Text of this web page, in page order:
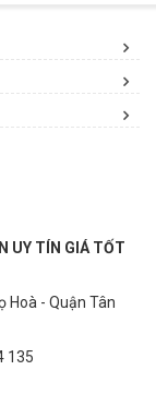
UY TÍN GIÁ TỐT
Hoà - Quận Tân
135